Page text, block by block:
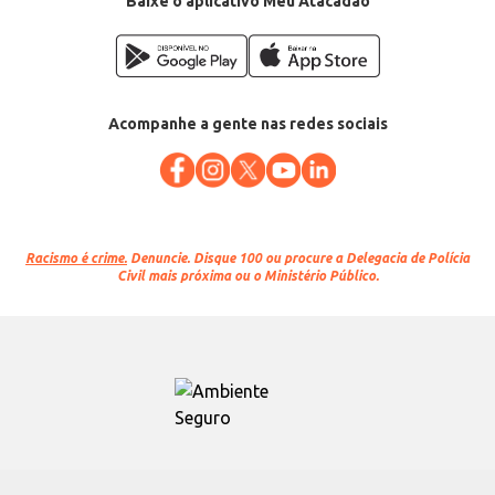
Acompanhe a gente nas redes sociais
Racismo é crime. Denuncie. Disque 100 ou procure a Delegacia de Polícia
Civil mais próxima ou o Ministério Público.